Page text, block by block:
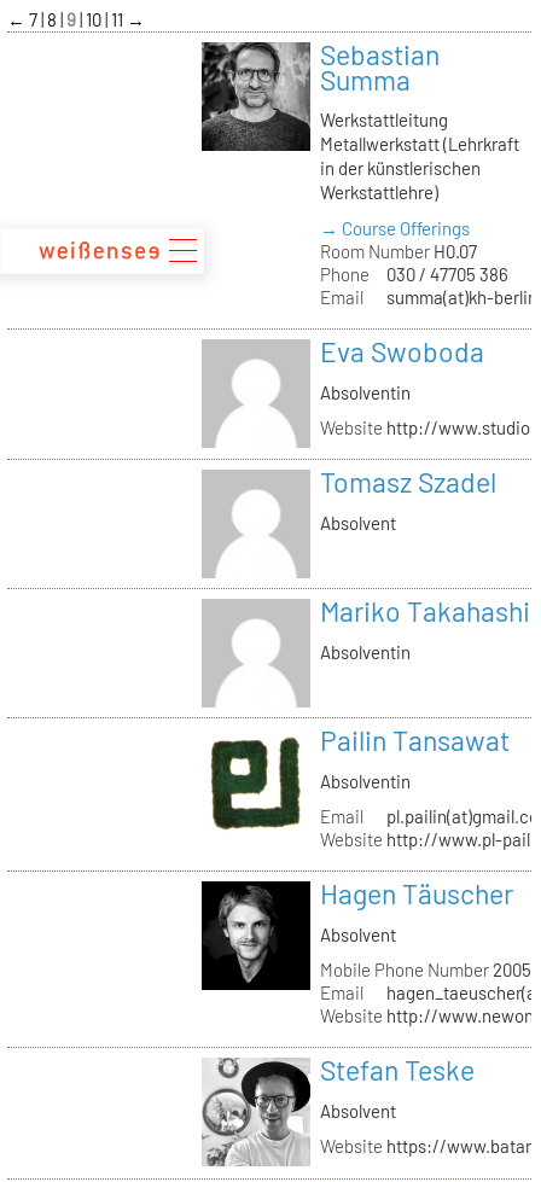
zum
Inhalt
← 7 8 9 10 11 →
Sebastian
Summa
Werkstattleitung
Metallwerkstatt (Lehrkraft
in der künstlerischen
Werkstattlehre)
→ Course Offerings
Room NumberH0.07
Phone
030 / 47705 386
Email
summa(at)kh-
Eva Swoboda
Absolventin
Website http://
Tomasz Szadel
Absolvent
Mariko Takahashi
Absolventin
Pailin Tansawat
Absolventin
Email
Website http://www.pl-
Hagen Täuscher
Absolvent
Mobile Phone Number
Email
Website http://
Stefan Teske
Absolvent
Website https://